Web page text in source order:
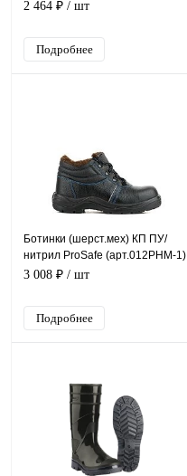
2 464 ₽ / шт
Подробнее
Ботинки (шерст.мех) КП ПУ/
нитрил ProSafe (арт.012РНМ-1)
3 008 ₽ / шт
Подробнее